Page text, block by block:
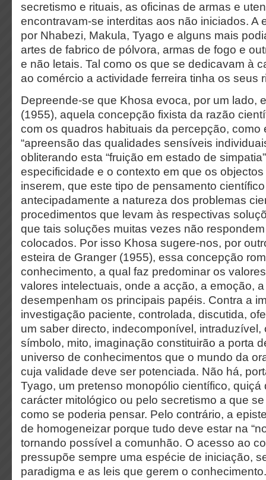
secretismo e rituais, as oficinas de armas e
encontravam-se interditas aos não iniciados. A
por Nhabezi, Makula, Tyago e alguns mais
artes de fabrico de pólvora, armas de fogo e
e não letais. Tal como os que se dedicavam à
ao comércio a actividade ferreira tinha os seus
Depreende-se que Khosa evoca, por um lado,
(1955), aquela concepção fixista da razão
com os quadros habituais da percepção, como
“apreensão das qualidades sensíveis
obliterando esta “fruição em estado de
especificidade e o contexto em que os
inserem, que este tipo de pensamento
antecipadamente a natureza dos problemas
procedimentos que levam às respectivas
que tais soluções muitas vezes não
colocados. Por isso Khosa sugere-nos, por
esteira de Granger (1955), essa concepção
conhecimento, a qual faz predominar os
valores intelectuais, onde a acção, a emoção,
desempenham os principais papéis. Contra a
investigação paciente, controlada, discutida,
um saber directo, indecomponível,
símbolo, mito, imaginação constituirão a porta
universo de conhecimentos que o mundo da
cuja validade deve ser potenciada. Não há,
Tyago, um pretenso monopólio científico, quiçá
carácter mitológico ou pelo secretismo a que
como se poderia pensar. Pelo contrário, a
de homogeneizar porque tudo deve estar na
tornando possível a comunhão. O acesso ao
pressupõe sempre uma espécie de iniciação,
paradigma e as leis que gerem o